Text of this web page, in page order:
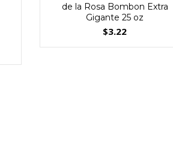
de la Rosa Bombon Extra
Gigante 25 oz
$3.22